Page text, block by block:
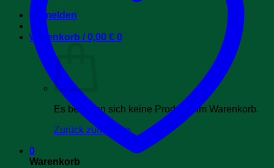
Anmelden
Warenkorb /0,00 € 0
Es befinden sich keine Produkte im Warenkorb.
Zurück zum Shop
0
Warenkorb